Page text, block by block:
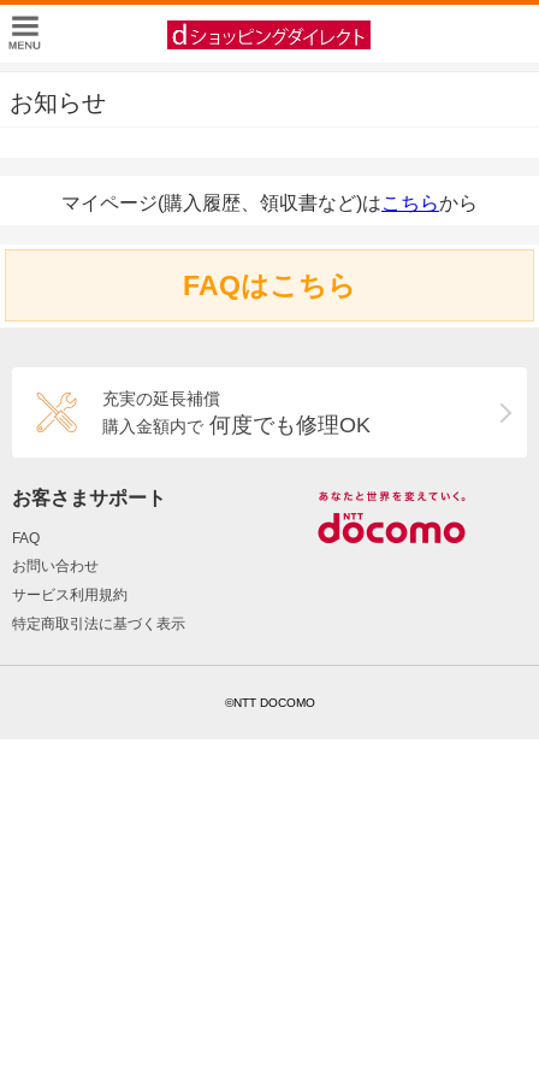
お知らせ
マイページ(購入履歴、領収書など)はこちらから
FAQはこちら
充実の延長補償
購入金額内で 何度でも修理OK
お客さまサポート
FAQ
お問い合わせ
サービス利用規約
特定商取引法に基づく表示
©NTT DOCOMO